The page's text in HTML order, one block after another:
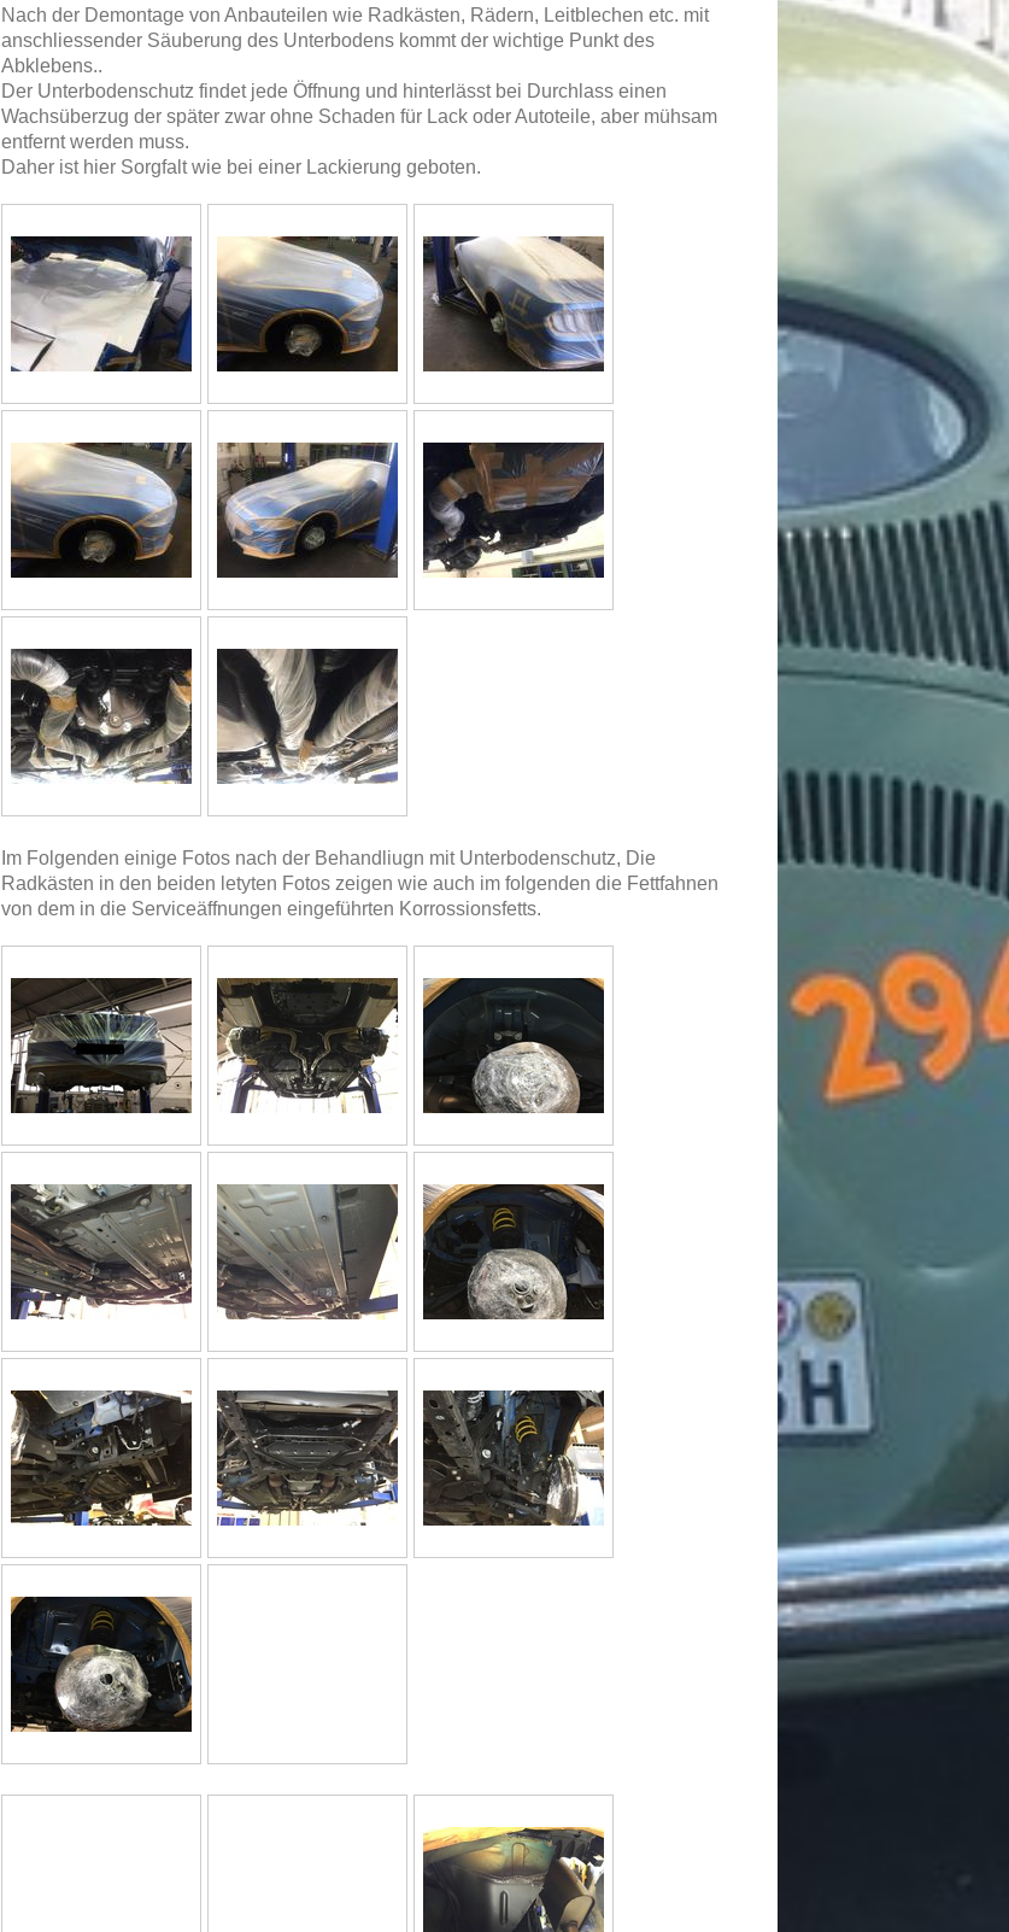
Nach der Demontage von Anbauteilen wie Radkästen, Rädern, Leitblechen etc. mit
anschliessender Säuberung des Unterbodens kommt der wichtige Punkt des
Abklebens..
Der Unterbodenschutz findet jede Öffnung und hinterlässt bei Durchlass einen
Wachsüberzug der später zwar ohne Schaden für Lack oder Autoteile, aber mühsam
entfernt werden muss.
Daher ist hier Sorgfalt wie bei einer Lackierung geboten.
Im Folgenden einige Fotos nach der Behandliugn mit Unterbodenschutz, Die
Radkästen in den beiden letyten Fotos zeigen wie auch im folgenden die Fettfahnen
von dem in die Serviceäffnungen eingeführten Korrossionsfetts.